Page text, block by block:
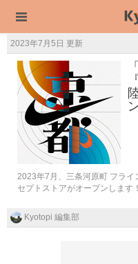
2023年7月5日 更新
2023年7月、三条河原町 フライ
セプトストアがオープンします！
Kyotopi 編集部